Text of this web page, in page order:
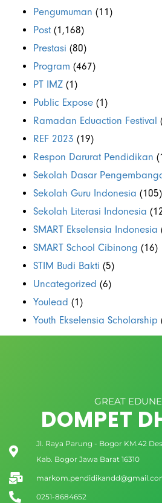
Pengumuman (11)
Post (1,168)
Prestasi (80)
Program (467)
PT IMZ (1)
Public Expose (1)
Ramadan Eduaction Festival
REF 2023 (19)
Respon Darurat Pendidikan
Sekolah Dasar
Sekolah Guru Indonesia (105)
Sekolah Literasi Indonesia
SMART Ekselensia Indonesia
SMART School Cibinong (16)
STIM Budi Bakti (5)
Uncategorized (6)
Youlead (1)
Youth Ekselensia Scholarship
GREAT
DOMPET
Jl. Raya Parung - Bogor KM.42
Kab. Bogor Jawa Barat 16310
0251-8684652